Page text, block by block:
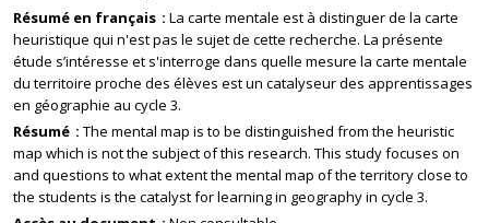
Résumé en français
La carte mentale est à distinguer de la carte
heuristique qui n'est pas le sujet de cette recherche. La présente
étude s’intéresse et s'interroge dans quelle mesure la carte mentale
du territoire proche des élèves est un catalyseur des apprentissages
en géographie au cycle 3.
Résumé
The mental map is to be distinguished from the heuristic
map which is not the subject of this research. This study focuses on
and questions to what extent the mental map of the territory close to
the students is the catalyst for learning in geography in cycle 3.